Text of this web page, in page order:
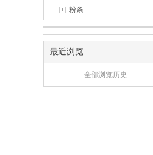
粉条
最近浏览
全部浏览历史